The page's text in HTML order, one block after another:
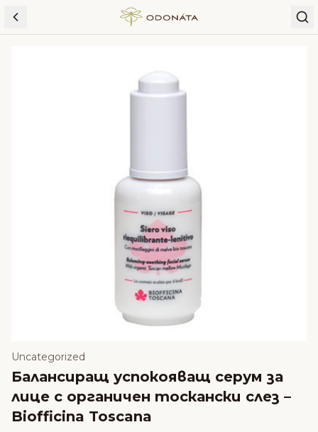
Skip to content
Uncategorized
Балансиращ успокояващ серум за
лице с органичен тоскански слез –
Biofficina Toscana